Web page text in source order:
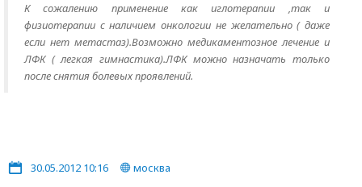
К сожалению применение как иглотерапии ,так и
физиотерапии с наличием онкологии не желательно ( даже
если нет метастаз).Возможно медикаментозное лечение и
ЛФК ( легкая гимнастика).ЛФК можно назначать только
после снятия болевых проявлений.
30.05.2012 10:16
москва